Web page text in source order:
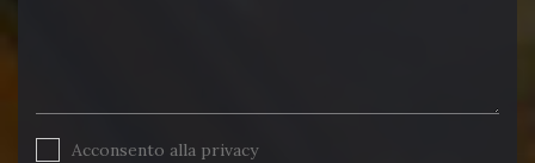
Acconsento alla privacy